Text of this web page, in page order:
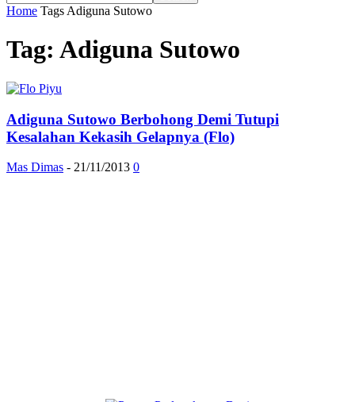
Home Tags Adiguna Sutowo
Tag: Adiguna Sutowo
Adiguna Sutowo Berbohong Demi Tutupi
Kesalahan Kekasih Gelapnya (Flo)
Mas Dimas - 21/11/2013 0